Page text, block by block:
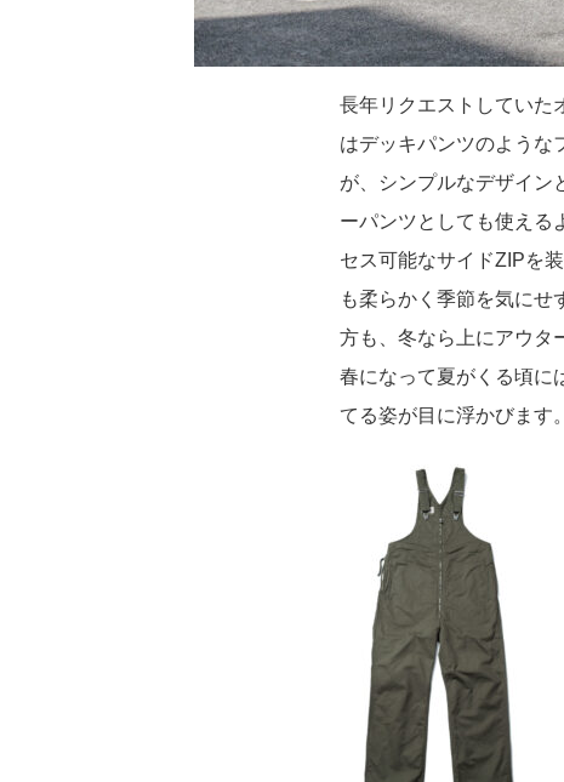
長年リクエストしていた
はデッキパンツのような
が、シンプルなデザイン
ーパンツとしても使える
セス可能なサイドZIPを
も柔らかく季節を気にせ
方も、冬なら上にアウタ
春になって夏がくる頃に
てる姿が目に浮かびます。